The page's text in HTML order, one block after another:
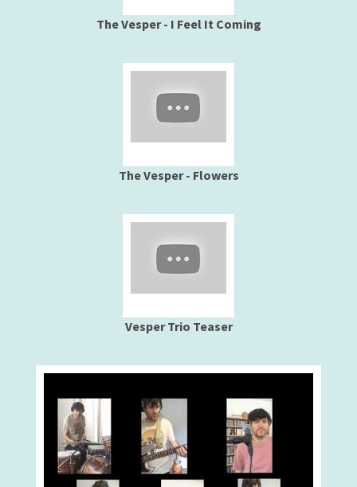
The Vesper - I Feel It Coming
The Vesper - Flowers
Vesper Trio Teaser